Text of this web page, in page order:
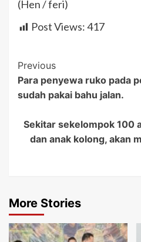
(Hen / feri)
Post Views:417
Post
Navigation
Previous
Para penyewa ruko pada
sudah pakai bahu jalan.
Sekitar sekelompok 100
dan anak kolong, akan
More Stories